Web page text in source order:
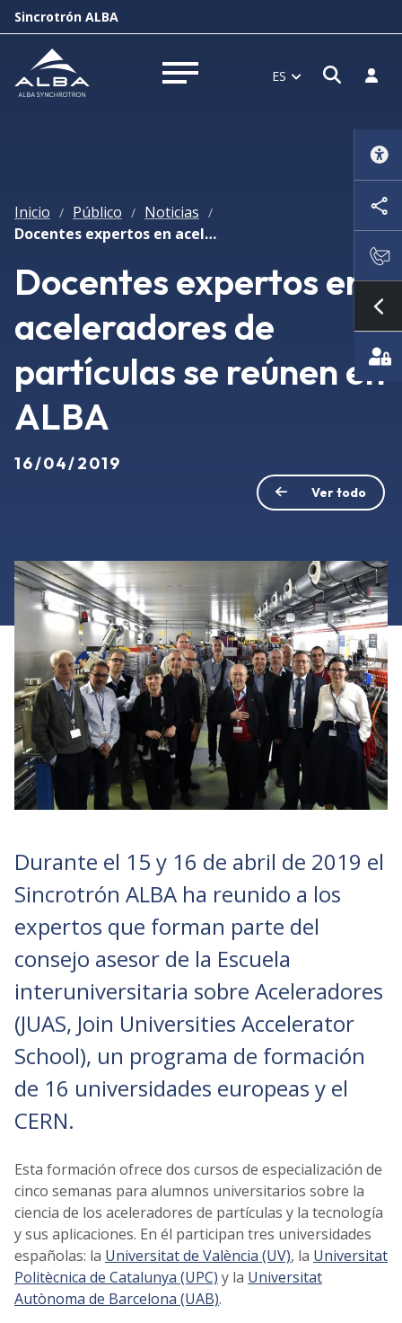
Sincrotrón ALBA
Abrir menú ES Abrir
Inicio / Público / Noticias /
Docentes expertos en aceleradores de partículas se reúnen en ALBA
Docentes expertos en
aceleradores de
partículas se reúnen en
ALBA
16/04/2019
Ver todo
Durante el 15 y 16 de abril de 2019 el
Sincrotrón ALBA ha reunido a los
expertos que forman parte del
consejo asesor de la Escuela
interuniversitaria sobre Aceleradores
(JUAS, Join Universities Accelerator
School), un programa de formación
de 16 universidades europeas y el
CERN.
Esta formación ofrece dos cursos de especialización de
cinco semanas para alumnos universitarios sobre la
ciencia de los aceleradores de partículas y la tecnología
y sus aplicaciones. En él participan tres universidades
españolas: la Universitat de València (UV), la Universitat
Politècnica de Catalunya (UPC) y la Universitat
Autònoma de Barcelona (UAB).